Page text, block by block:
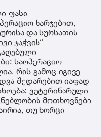
ფასი
ხარჯებით,
და სურსათის
ჯაჭვის“
საოპერაციო
რის გამოც იგივე
შედარებით იაფად
ვეტერინარული
მოთხოვნები
თუ ხორცი